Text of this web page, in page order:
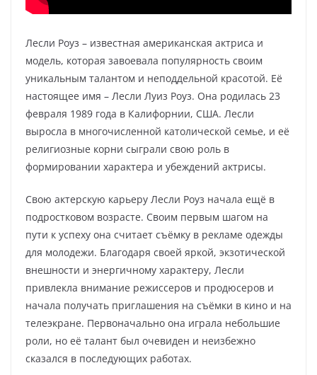
Лесли Роуз – известная американская актриса и
модель, которая завоевала популярность своим
уникальным талантом и неподдельной красотой. Её
настоящее имя – Лесли Луиз Роуз. Она родилась 23
февраля 1989 года в Калифорнии, США. Лесли
выросла в многочисленной католической семье, и её
религиозные корни сыграли свою роль в
формировании характера и убеждений актрисы.
Свою актерскую карьеру Лесли Роуз начала ещё в
подростковом возрасте. Своим первым шагом на
пути к успеху она считает съёмку в рекламе одежды
для молодежи. Благодаря своей яркой, экзотической
внешности и энергичному характеру, Лесли
привлекла внимание режиссеров и продюсеров и
начала получать приглашения на съёмки в кино и на
телеэкране. Первоначально она играла небольшие
роли, но её талант был очевиден и неизбежно
сказался в последующих работах.